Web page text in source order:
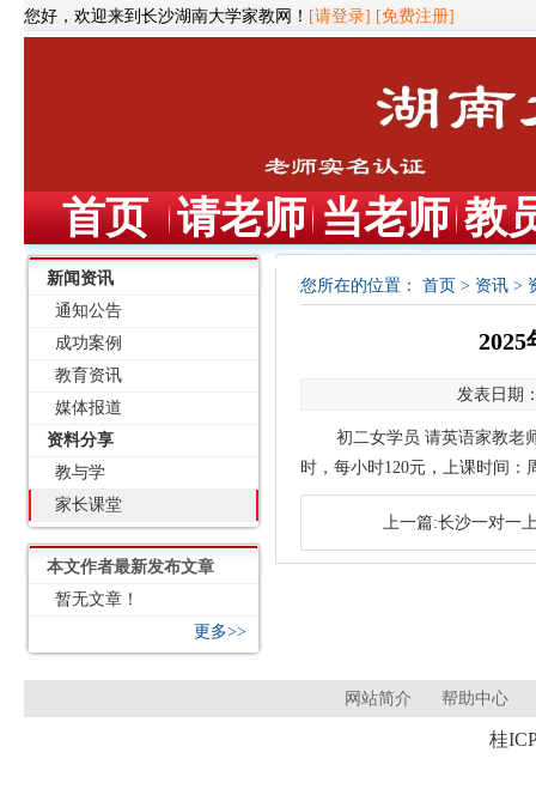
您好，欢迎来到长沙湖南大学家教网！ [请登录] [免费注册]
首页 请老师 当老师 教
新闻资讯
通知公告
成功案例
教育资讯
媒体报道
资料分享
教与学
家长课堂
本文作者最新发布文章
暂无文章！
更多>>
您所在的位置： 首页 > 资讯 >
发表日期
初二女学员 请英语家教老
时，每小时120元，上课时间
上一篇:长沙一对一
网站简介 帮助中心
桂